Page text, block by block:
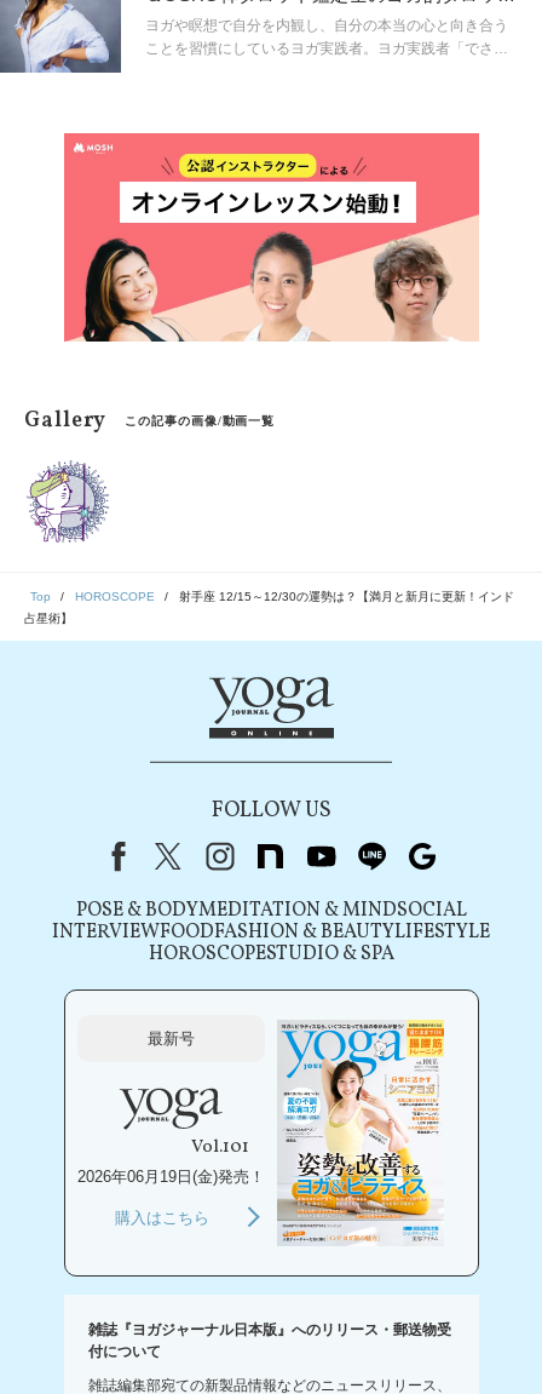
活用術とは？
ヨガや瞑想で自分を内観し、自分の本当の心と向き合う
ことを習慣にしているヨガ実践者。ヨガ実践者「でさ
てしまうことは少なくありません。そんな迷えるヨギ
ー・ヨギーニに向けて、自分の心と向き合うこと、そし
て自分を知ってくことを、ヨガと占いという２つのツー
ルを活用して伝えているIKUMIさんにお話を伺いまし
た。
Gallery この記事の画像/動画一覧
Top HOROSCOPE
射手座 12/15～12/30の運勢は？【満月と新月に更新！インド
占星術】
FOLLOW US
FacebookX（旧Twitter）
instagram
note youtubeline
POSE & BODYMEDITATION & MINDSOCIAL
INTERVIEWFOODFASHION & BEAUTYLIFESTYLE
HOROSCOPESTUDIO & SPA
最新号
Vol.101
2026年06月19日(金)発売！
購入はこちら
雑誌『ヨガジャーナル日本版』へのリリース・郵送物受
付について
雑誌編集部宛ての新製品情報などのニュースリリース、